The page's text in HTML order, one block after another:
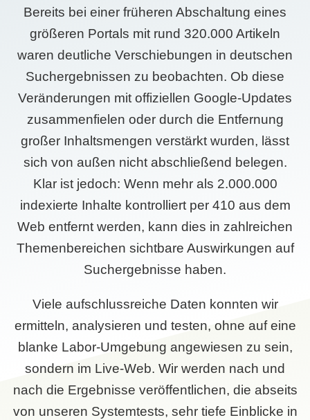
Bereits bei einer früheren Abschaltung eines
größeren Portals mit rund 320.000 Artikeln
waren deutliche Verschiebungen in deutschen
Suchergebnissen zu beobachten. Ob diese
Veränderungen mit offiziellen Google-Updates
zusammenfielen oder durch die Entfernung
großer Inhaltsmengen verstärkt wurden, lässt
sich von außen nicht abschließend belegen.
Klar ist jedoch: Wenn mehr als 2.000.000
indexierte Inhalte kontrolliert per 410 aus dem
Web entfernt werden, kann dies in zahlreichen
Themenbereichen sichtbare Auswirkungen auf
Suchergebnisse haben.
Viele aufschlussreiche Daten konnten wir
ermitteln, analysieren und testen, ohne auf eine
blanke Labor-Umgebung angewiesen zu sein,
sondern im Live-Web. Wir werden nach und
nach die Ergebnisse veröffentlichen, die abseits
von unseren Systemtests, sehr tiefe Einblicke in